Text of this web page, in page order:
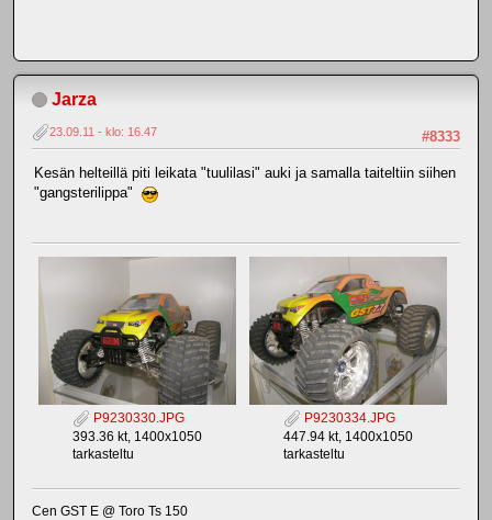
Jarza
#8333
23.09.11 - klo: 16.47
Kesän helteillä piti leikata "tuulilasi" auki ja samalla taiteltiin siihen
"gangsterilippa"
P9230330.JPG
393.36 kt, 1400x1050
tarkasteltu
P9230334.JPG
447.94 kt, 1400x1050
tarkasteltu
Cen GST E @ Toro Ts 150